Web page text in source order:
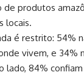
de produtos
locais.
é restrito: 54%
vivem, e 34%
lado, 84%